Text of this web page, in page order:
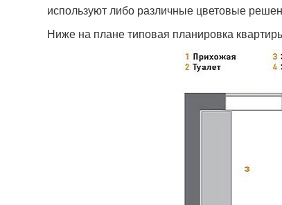
используют либо различные цветовые
Ниже на плане типовая планировка